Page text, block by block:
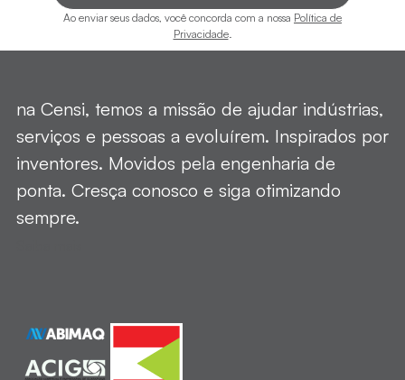
Ao enviar seus dados, você concorda com a nossa Política de
Privacidade.
na Censi, temos a missão de ajudar indústrias,
serviços e pessoas a evoluírem. Inspirados por
inventores. Movidos pela engenharia de
ponta. Cresça conosco e siga otimizando
sempre.